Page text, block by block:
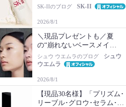
1本で【新美容液キット再販
SK-IIのブログ SK-II
2026/8/1
＼現品プレゼントも／夏
の“崩れないベースメイ
ク”は名品化粧下地から！毛
穴・ベタつき・乾燥知らず
シュウ ウエムラのブログ
シュウ
ウエムラ
2026/8/1
【現品30名様】「プリズム･
リーブル･グロウ･セラム･フ